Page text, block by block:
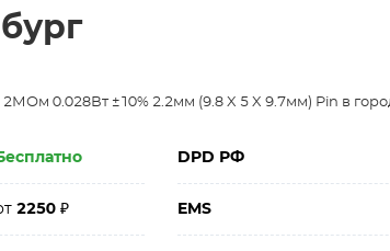
0.028Вт ±10% 2.2мм (9.8 X 5 X 9.7мм) Pin в
DPD РФ
2250₽ EMS